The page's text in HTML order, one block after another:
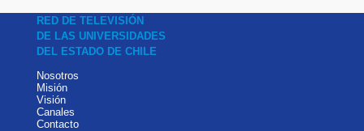
RED DE TELEVISIÓN
DE LAS UNIVERSIDADES
DEL ESTADO DE CHILE
Nosotros
Misión
Visión
Canales
Contacto